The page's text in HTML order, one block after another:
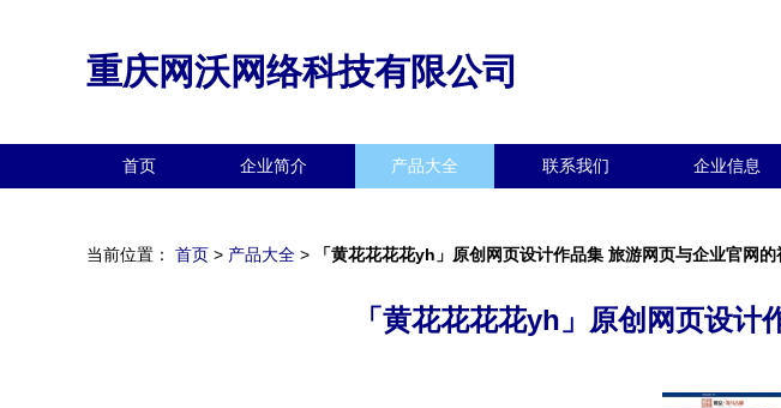
重庆网沃网络科技有限公司
首页 企业简介 产品大全 联系我们 企业信息
当前位置： 首页 > 产品大全 > 「黄花花花花yh」原创网页设计作品集 旅游网页与企业官网
「黄花花花花yh」原创网页设